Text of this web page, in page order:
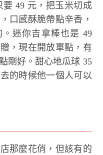
要 49 元，把玉米切成
口感酥脆帶點辛香，
迷你吉拿棒也是 49
，現在開放單點，有
剛好。甜心地瓜球 35
的時候他一個人可以
那麼花俏，但該有的